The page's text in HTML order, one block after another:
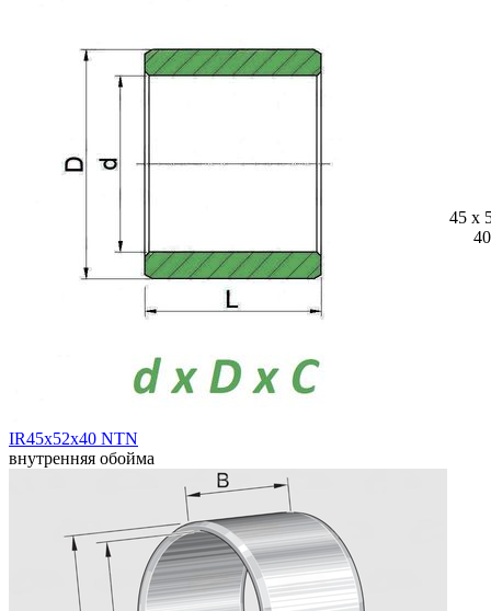
IR45x52x40 NTN
внутренняя обойма
45 x
40